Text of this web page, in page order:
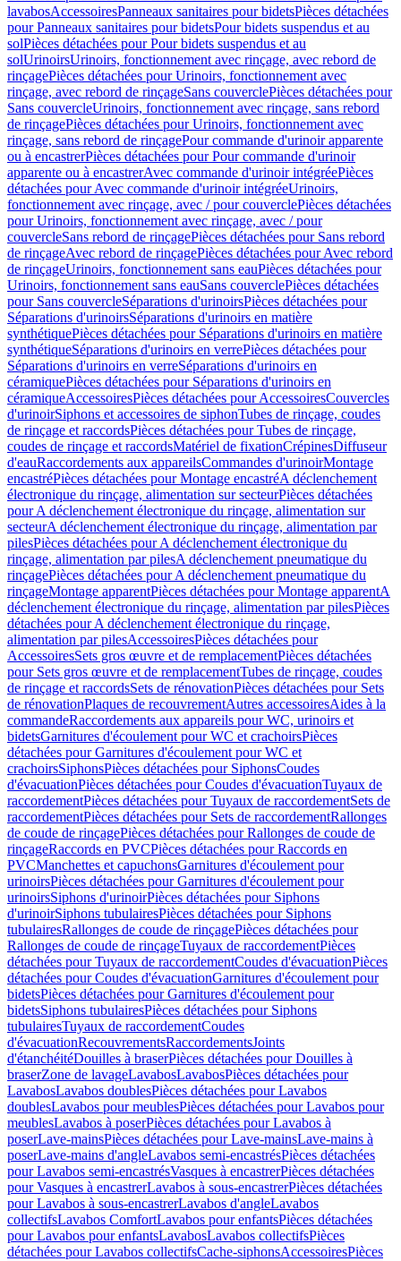
lavabosAccessoiresPanneaux sanitaires pour bidetsPièces détachées
pour Panneaux sanitaires pour bidetsPour bidets suspendus et au
solPièces détachées pour Pour bidets suspendus et au
solUrinoirsUrinoirs, fonctionnement avec rinçage, avec rebord de
rinçagePièces détachées pour Urinoirs, fonctionnement avec
rinçage, avec rebord de rinçageSans couverclePièces détachées pour
Sans couvercleUrinoirs, fonctionnement avec rinçage, sans rebord
de rinçagePièces détachées pour Urinoirs, fonctionnement avec
rinçage, sans rebord de rinçagePour commande d'urinoir apparente
ou à encastrerPièces détachées pour Pour commande d'urinoir
apparente ou à encastrerAvec commande d'urinoir intégréePièces
détachées pour Avec commande d'urinoir intégréeUrinoirs,
fonctionnement avec rinçage, avec / pour couverclePièces détachées
pour Urinoirs, fonctionnement avec rinçage, avec / pour
couvercleSans rebord de rinçagePièces détachées pour Sans rebord
de rinçageAvec rebord de rinçagePièces détachées pour Avec rebord
de rinçageUrinoirs, fonctionnement sans eauPièces détachées pour
Urinoirs, fonctionnement sans eauSans couverclePièces détachées
pour Sans couvercleSéparations d'urinoirsPièces détachées pour
Séparations d'urinoirsSéparations d'urinoirs en matière
synthétiquePièces détachées pour Séparations d'urinoirs en matière
synthétiqueSéparations d'urinoirs en verrePièces détachées pour
Séparations d'urinoirs en verreSéparations d'urinoirs en
céramiquePièces détachées pour Séparations d'urinoirs en
céramiqueAccessoiresPièces détachées pour AccessoiresCouvercles
d'urinoirSiphons et accessoires de siphonTubes de rinçage, coudes
de rinçage et raccordsPièces détachées pour Tubes de rinçage,
coudes de rinçage et raccordsMatériel de fixationCrépinesDiffuseur
d'eauRaccordements aux appareilsCommandes d'urinoirMontage
encastréPièces détachées pour Montage encastréA déclenchement
électronique du rinçage, alimentation sur secteurPièces détachées
pour A déclenchement électronique du rinçage, alimentation sur
secteurA déclenchement électronique du rinçage, alimentation par
pilesPièces détachées pour A déclenchement électronique du
rinçage, alimentation par pilesA déclenchement pneumatique du
rinçagePièces détachées pour A déclenchement pneumatique du
rinçageMontage apparentPièces détachées pour Montage apparentA
déclenchement électronique du rinçage, alimentation par pilesPièces
détachées pour A déclenchement électronique du rinçage,
alimentation par pilesAccessoiresPièces détachées pour
AccessoiresSets gros œuvre et de remplacementPièces détachées
pour Sets gros œuvre et de remplacementTubes de rinçage, coudes
de rinçage et raccordsSets de rénovationPièces détachées pour Sets
de rénovationPlaques de recouvrementAutres accessoiresAides à la
commandeRaccordements aux appareils pour WC, urinoirs et
bidetsGarnitures d'écoulement pour WC et crachoirsPièces
détachées pour Garnitures d'écoulement pour WC et
crachoirsSiphonsPièces détachées pour SiphonsCoudes
d'évacuationPièces détachées pour Coudes d'évacuationTuyaux de
raccordementPièces détachées pour Tuyaux de raccordementSets de
raccordementPièces détachées pour Sets de raccordementRallonges
de coude de rinçagePièces détachées pour Rallonges de coude de
rinçageRaccords en PVCPièces détachées pour Raccords en
PVCManchettes et capuchonsGarnitures d'écoulement pour
urinoirsPièces détachées pour Garnitures d'écoulement pour
urinoirsSiphons d'urinoirPièces détachées pour Siphons
d'urinoirSiphons tubulairesPièces détachées pour Siphons
tubulairesRallonges de coude de rinçagePièces détachées pour
Rallonges de coude de rinçageTuyaux de raccordementPièces
détachées pour Tuyaux de raccordementCoudes d'évacuationPièces
détachées pour Coudes d'évacuationGarnitures d'écoulement pour
bidetsPièces détachées pour Garnitures d'écoulement pour
bidetsSiphons tubulairesPièces détachées pour Siphons
tubulairesTuyaux de raccordementCoudes
d'évacuationRecouvrementsRaccordementsJoints
d'étanchéitéDouilles à braserPièces détachées pour Douilles à
braserZone de lavageLavabosLavabosPièces détachées pour
LavabosLavabos doublesPièces détachées pour Lavabos
doublesLavabos pour meublesPièces détachées pour Lavabos pour
meublesLavabos à poserPièces détachées pour Lavabos à
poserLave-mainsPièces détachées pour Lave-mainsLave-mains à
poserLave-mains d'angleLavabos semi-encastrésPièces détachées
pour Lavabos semi-encastrésVasques à encastrerPièces détachées
pour Vasques à encastrerLavabos à sous-encastrerPièces détachées
pour Lavabos à sous-encastrerLavabos d'angleLavabos
collectifsLavabos ComfortLavabos pour enfantsPièces détachées
pour Lavabos pour enfantsLavabosLavabos collectifsPièces
détachées pour Lavabos collectifsCache-siphonsAccessoiresPièces